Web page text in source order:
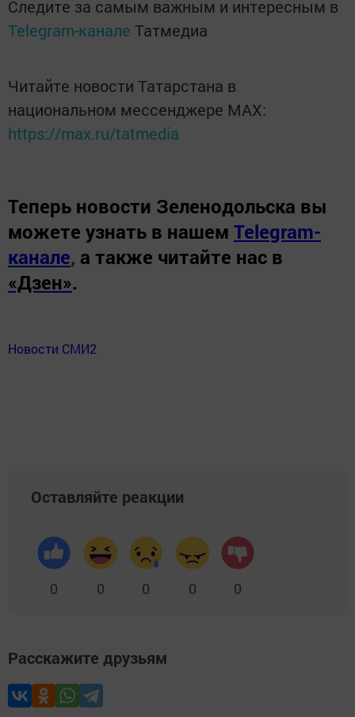
Следите за самым важным и интересным в
Telegram-канале Татмедиа
Читайте новости Татарстана в
национальном мессенджере MАХ:
https://max.ru/tatmedia
Теперь новости Зеленодольска вы
можете узнать в нашем Telegram-
канале, а также читайте нас в
«Дзен».
Новости СМИ2
Оставляйте реакции
0 0 0 0 0
Расскажите друзьям